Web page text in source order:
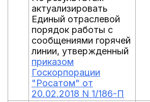
актуализировать
Единый отраслевой
порядок работы с
сообщениями горячей
линии, утвержденный
приказом
Госкорпорации
"Росатом" от
20.02.2018 N 1/186-П